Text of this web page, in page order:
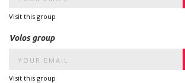
Visit this group
Volos group
Visit this group